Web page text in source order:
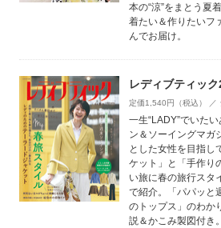
本の“涼”をまとう夏
着たい＆作りたいフ
んでお届け。
レディブティッ
定価1,540円（税込） ／
一生“LADY”でいた
ン＆ソーイングマガ
とした女性を目指し
ケット」と「手作り
い旅に春の旅行スタ
で紹介。「パパッと
のトップス」のわか
説＆かこみ製図付き